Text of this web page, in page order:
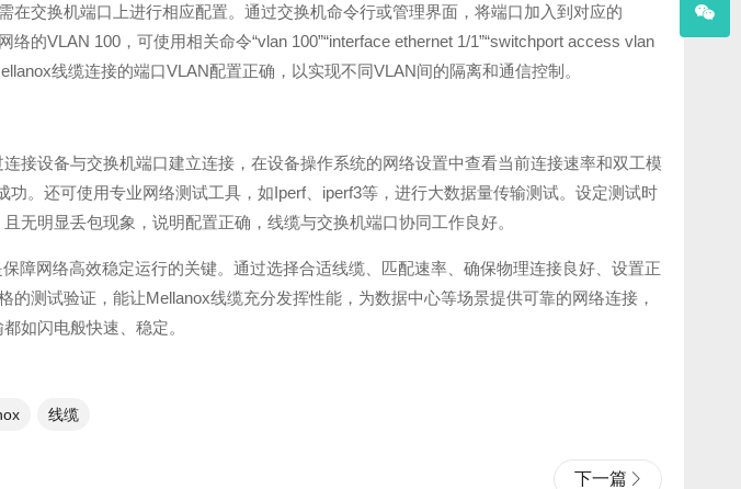
在交换机端口上进行相应配置。通过交换机命令行或管理界面，将端口加入到对应的
的VLAN 100，可使用相关命令“vlan 100”“interface ethernet 1/1”“switchport access vlan
线缆连接的端口VLAN配置正确，以实现不同VLAN间的隔离和通信控制。
接设备与交换机端口建立连接，在设备操作系统的网络设置中查看当前连接速率和双工模
功。还可使用专业网络测试工具，如Iperf、iperf3等，进行大数据量传输测试。设定测试时
无明显丢包现象，说明配置正确，线缆与交换机端口协同工作良好。
障网络高效稳定运行的关键。通过选择合适线缆、匹配速率、确保物理连接良好、设置正
的测试验证，能让Mellanox线缆充分发挥性能，为数据中心等场景提供可靠的网络连接，
如闪电般快速、稳定。
线缆
下一篇